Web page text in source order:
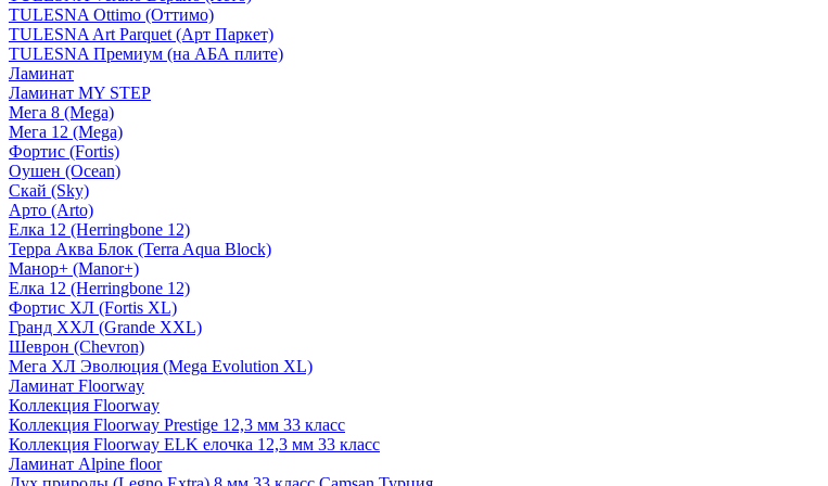
TULESNA Ottimo (Оттимо)
TULESNA Art Parquet (Арт Паркет)
TULESNA Премиум (на АБА плите)
Ламинат
Ламинат MY STEP
Мега 8 (Mega)
Мега 12 (Mega)
Фортис (Fortis)
Оушен (Ocean)
Скай (Sky)
Арто (Arto)
Елка 12 (Herringbone 12)
Терра Аква Блок (Terra Aqua Block)
Манор+ (Manor+)
Елка 12 (Herringbone 12)
Фортис ХЛ (Fortis XL)
Гранд ХХЛ (Grande XXL)
Шеврон (Chevron)
Мега ХЛ Эволюция (Mega Evolution XL)
Ламинат Floorway
Коллекция Floorway
Коллекция Floorway Prestige 12,3 мм 33 класс
Коллекция Floorway ELK елочка 12,3 мм 33 класс
Ламинат Alpine floor